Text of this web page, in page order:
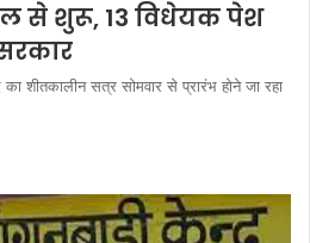
से शुरू, 13 विधेयक पेश
शीतकालीन सत्र सोमवार से प्रारंभ होने जा रहा